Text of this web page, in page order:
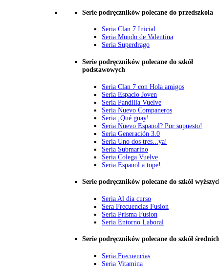
Serie podręczników polecane do przedszkola
Seria Clan 7 Inicial
Seria Mundo de Valentina
Seria Superdrago
Serie podręczników polecane do szkół
podstawowych
Seria Clan 7 con Hola amigos
Seria Espacio Joven
Seria Pandilla Vuelve
Seria Nuevo Companeros
Seria ¡Qué guay!
Seria Nuevo Espanol? Por supuesto!
Seria Generación 3.0
Seria Uno dos tres...ya!
Seria Submarino
Seria Colega Vuelve
Seria Espanol a tope!
Serie podręczników polecane do szkół
Seria Al dia curso
Sera Frecuencias Fusion
Seria Prisma Fusion
Seria Entorno Laboral
Serie podręczników polecane do szkół
Seria Frecuencias
Seria Vitamina